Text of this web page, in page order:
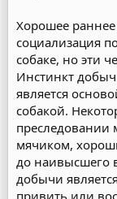
Хорошее
социализация
собаке, но эти
Инстинкт
является
собакой.
преследовании
мячиком,
до наивысшего
добычи
привить или